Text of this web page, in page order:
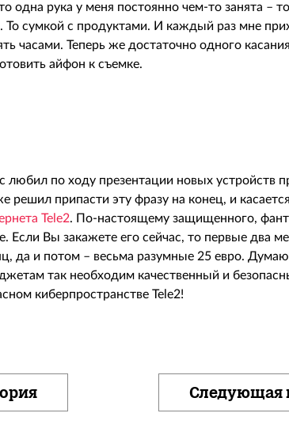
одна рука у меня постоянно чем-то занята –
То сумкой с продуктами. И каждый раз мне
часами. Теперь же достаточно одного
айфон к съемке.
по ходу презентации новых устройств
решил припасти эту фразу на конец, и
Tele2. По-настоящему защищенного,
Если Вы закажете его сейчас, то первые два
да и потом – весьма разумные 25 евро.
так необходим качественный и
киберпространстве Tele2!
Следующая